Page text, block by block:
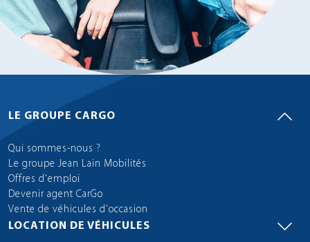
LE GROUPE CARGO
Qui sommes-nous ?
Le groupe Jean Lain Mobilités
Offres d'emploi
Devenir agent CarGo
Vente de véhicules d'occasion
LOCATION DE VÉHICULES